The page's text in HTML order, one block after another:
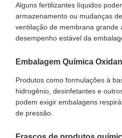
Alguns fertilizantes líquidos
armazenamento ou mudanças
ventilação de membrana grande
desempenho estável da
Embalagem Química
Produtos como formulações à
hidrogênio, desinfetantes e
podem exigir embalagens
de pressão.